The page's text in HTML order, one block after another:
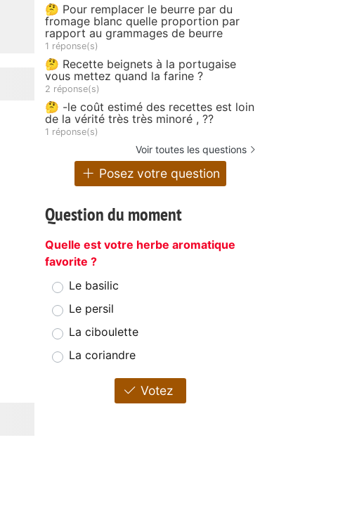
🤔 Pour remplacer le beurre par du
fromage blanc quelle proportion par
rapport au grammages de beurre
1 réponse(s)
🤔 Recette beignets à la portugaise
vous mettez quand la farine ?
2 réponse(s)
🤔 -le coût estimé des recettes est loin
de la vérité très très minoré , ??
1 réponse(s)
Voir toutes les questions
Posez votre question
Question du moment
Quelle est votre herbe aromatique
favorite ?
Le basilic
Le persil
La ciboulette
La coriandre
Votez